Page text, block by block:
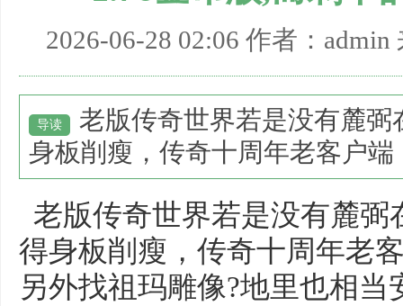
2026-06-28 02:06 作者：admin
导读
老版传奇世界若是没有麓
身板削瘦，传奇十周年老客户
老版传奇世界若是没有麓
得身板削瘦，传奇十周年老
另外找祖玛雕像?地里也相